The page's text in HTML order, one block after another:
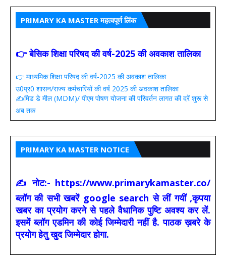
PRIMARY KA MASTER महत्वपूर्ण लिंक
👉 बेसिक शिक्षा परिषद की वर्ष-2025 की अवकाश तालिका
👉 माध्यमिक शिक्षा परिषद की वर्ष-2025 की अवकाश तालिका
उ0प्र0 शासन/राज्य कर्मचारियों की वर्ष 2025 की अवकाश तालिका
✍️मिड डे मील (MDM)/ पीएम पोषण योजना की परिवर्तन लागत की दरें शुरू से
अब तक
PRIMARY KA MASTER NOTICE
✍ नोट:- https://www.primarykamaster.co/
ब्लॉग की सभी खबरें google search से लीं गयीं ,कृपया
खबर का प्रयोग करने से पहले वैधानिक पुष्टि अवश्य कर लें.
इसमें ब्लॉग एडमिन की कोई जिम्मेदारी नहीं है. पाठक ख़बरे के
प्रयोग हेतु खुद जिम्मेदार होगा.